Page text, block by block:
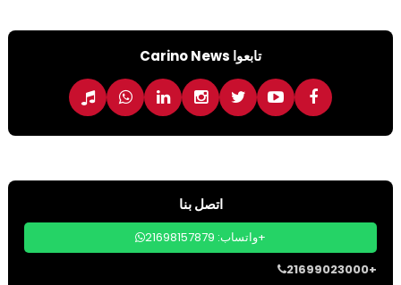
تابعوا Carino News
اتصل بنا
واتساب: 21698157879+
21699023000+